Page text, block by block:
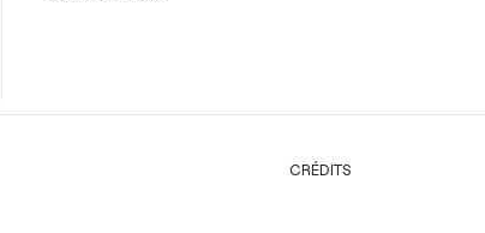
CRÉDITS